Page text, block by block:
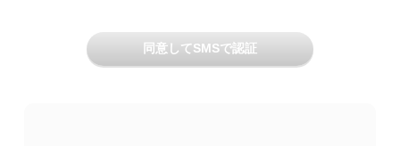
同意してSMSで認証